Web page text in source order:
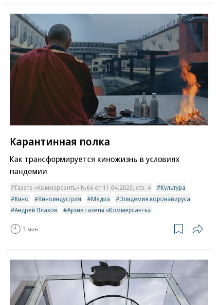
Карантинная полка
Как трансформируется киножизнь в условиях
пандемии
Газета «Коммерсантъ» №66 от 11.04.2020, стр. 4
Культура
Кино
Киноиндустрия Медиа
Эпидемия коронавируса
Андрей Плахов
Архив газеты «Коммерсантъ»
3 мин.